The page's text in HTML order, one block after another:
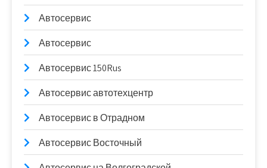
Автосервис
Автосервис
Автосервис 150Rus
Автосервис автотехцентр
Автосервис в Отрадном
Автосервис Восточный